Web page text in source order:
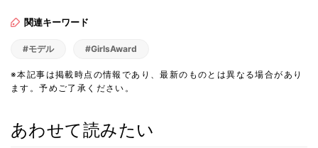
関連キーワード
#モデル #GirlsAward
※本記事は掲載時点の情報であり、最新のものとは異なる場合があり
ます。予めご了承ください。
あわせて読みたい